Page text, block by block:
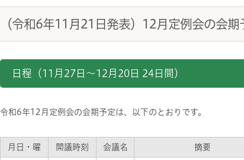
（令和6年11月21日発表）12月定例会の会期
日程（11月27日～12月20日 24日間）
令和6年12月定例会の会期予定は、以下のとおりです。
月日・曜 開議時刻 会議名 摘要